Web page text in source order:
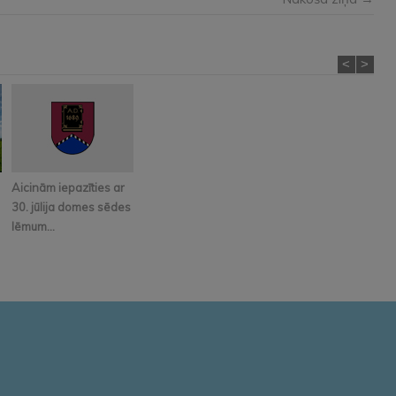
Aicinām iepazīties ar
30. jūlija domes sēdes
lēmum...
< >